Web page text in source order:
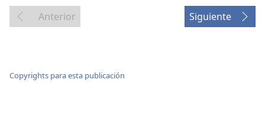
Anterior Siguiente
Copyrights para esta publicación